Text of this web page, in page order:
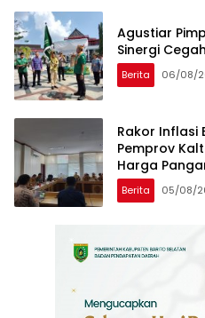
Agustiar
Sinergi
Berita 06/08/
Rakor Inflasi
Pemprov
Harga
Berita 05/08/